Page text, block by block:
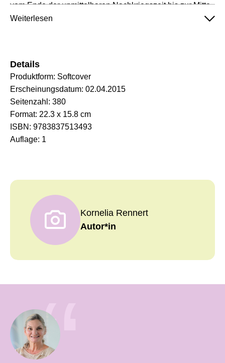
vom Ende der unmittelbaren Nachkriegszeit bis zur Mitte
der 1970er-Jahre wahrnahmen, welche langfristigen
Stahlindustrie in einem besonders spannenden Zeitraum:
die Vorgeschichte der großen Stahlkrise des 20.
Jahrhunderts
Weiterlesen
Details
Produktform: Softcover
Erscheinungsdatum: 02.04.2015
Seitenzahl: 380
Format: 22.3 x 15.8 cm
ISBN: 9783837513493
Auflage: 1
Kornelia Rennert
Autor*in